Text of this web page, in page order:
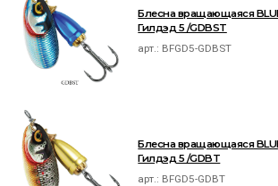
Блесна вращающаяся
Гилдэд 5 /GDBST
арт.: BFGD5-GDBST
Блесна вращающаяся
Гилдэд 5 /GDBT
арт.: BFGD5-GDBT